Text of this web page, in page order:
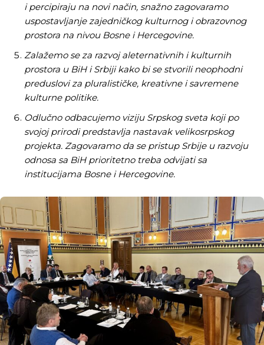
i percipiraju na novi način, snažno zagovaramo
uspostavljanje zajedničkog kulturnog i obrazovnog
prostora na nivou Bosne i Hercegovine.
Zalažemo se za razvoj aleternativnih i kulturnih
prostora u BiH i Srbiji kako bi se stvorili neophodni
preduslovi za pluralističke, kreativne i savremene
kulturne politike.
Odlučno odbacujemo viziju Srpskog sveta koji po
svojoj prirodi predstavlja nastavak velikosrpskog
projekta. Zagovaramo da se pristup Srbije u razvoju
odnosa sa BiH prioritetno treba odvijati sa
institucijama Bosne i Hercegovine.